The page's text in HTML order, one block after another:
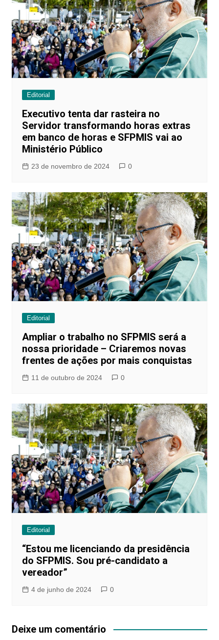
Editorial
Executivo tenta dar rasteira no
Servidor transformando horas extras
em banco de horas e SFPMIS vai ao
Ministério Público
23 de novembro de 2024 0
Editorial
Ampliar o trabalho no SFPMIS será a
nossa prioridade – Criaremos novas
frentes de ações por mais conquistas
11 de outubro de 2024 0
Editorial
“Estou me licenciando da presidência
do SFPMIS. Sou pré-candidato a
vereador”
4 de junho de 2024 0
Deixe um comentário